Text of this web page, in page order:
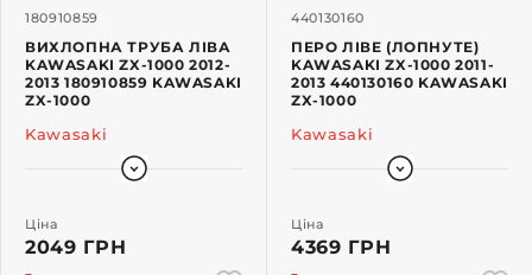
180910859
ВИХЛОПНА ТРУБА ЛІВА
KAWASAKI ZX-1000 2012-
2013 180910859 KAWASAKI
ZX-1000
Kawasaki
Ціна
2049 ГРН
440130160
ПЕРО ЛІВЕ (ЛОПНУТЕ)
KAWASAKI ZX-1000 2011-
2013 440130160 KAWASAKI
ZX-1000
Kawasaki
Ціна
4369 ГРН